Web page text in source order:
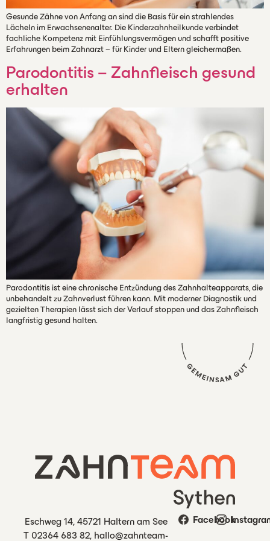
Gesunde Zähne von Anfang an sind die Basis für ein strahlendes
Lächeln im Erwachsenenalter. Die Kinderzahnheilkunde verbindet
fachliche Kompetenz mit Einfühlungsvermögen und schafft positive
Erfahrungen beim Zahnarzt – für Kinder und Eltern gleichermaßen.
Parodontitis – Zahnfleisch gesund
erhalten
Parodontitis ist eine chronische Entzündung des Zahnhalteapparats, die
unbehandelt zu Zahnverlust führen kann. Mit moderner Diagnostik und
gezielten Therapien lässt sich der Verlauf stoppen und das Zahnfleisch
langfristig gesund halten.
Eschweg 14, 45721 Haltern am See
T 02364 683 82, hallo@zahnteam-
Facebook